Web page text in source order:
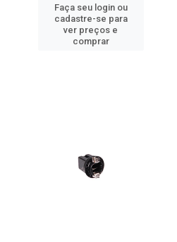
Faça seu login ou
cadastre-se para
ver preços e
comprar